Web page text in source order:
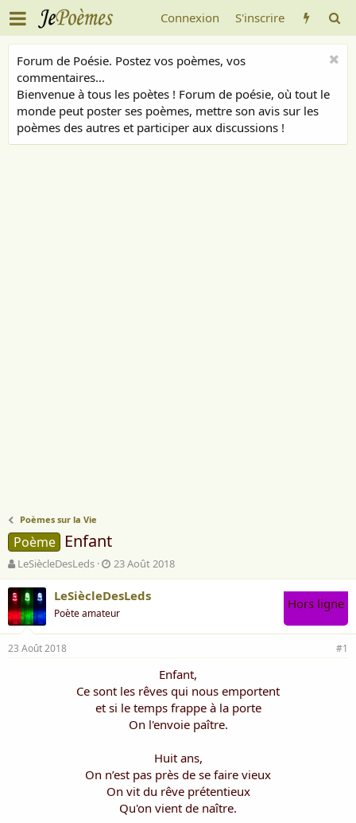
Connexion S'inscrire
Forum de Poésie. Postez vos poèmes, vos
commentaires...
Bienvenue à tous les poètes ! Forum de poésie, où tout le
monde peut poster ses poèmes, mettre son avis sur les
poèmes des autres et participer aux discussions !
Poèmes sur la Vie
Poème Enfant
A
u
t
e
u
r
d
e
LeSiècleDesLeds
D
a
t
d
e
é
u
t
23 Août 2018
LeSiècleDesLeds
Poète amateur
Hors ligne
23 Août 2018 #1
Enfant,
Ce sont les rêves qui nous emportent
et si le temps frappe à la porte
On l'envoie paître.
Huit ans,
On n’est pas près de se faire vieux
On vit du rêve prétentieux
Qu'on vient de naître.